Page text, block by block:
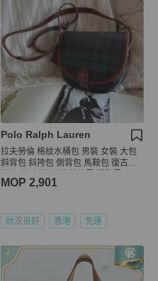
Polo Ralph Lauren
拉夫勞倫 格紋水桶包 男裝 女裝 大包
斜背包 斜挎包 側背包 馬鞍包 復古風
h Lauren polo saddle bag blue navy
MOP 2,901
狀況良好 香港 免運